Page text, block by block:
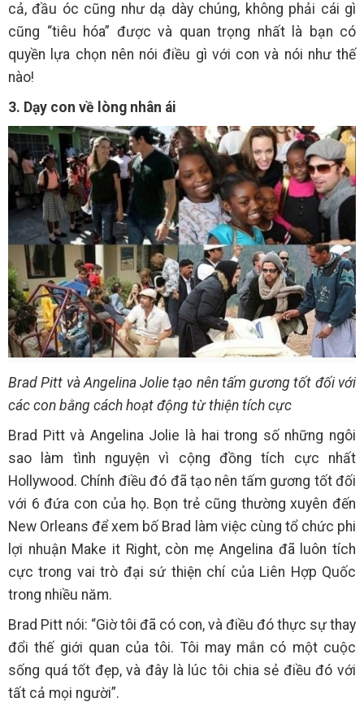
cả, đầu óc cũng như dạ dày chúng, không phải cái gì
cũng “tiêu hóa” được và quan trọng nhất là bạn có
quyền lựa chọn nên nói điều gì với con và nói như thế
nào!
3. Dạy con về lòng nhân ái
Brad Pitt và Angelina Jolie tạo nên tấm gương tốt đối với
các con bằng cách hoạt động từ thiện tích cực
Brad Pitt và Angelina Jolie là hai trong số những ngôi
sao làm tình nguyện vì cộng đồng tích cực nhất
Hollywood. Chính điều đó đã tạo nên tấm gương tốt đối
với 6 đứa con của họ. Bọn trẻ cũng thường xuyên đến
New Orleans để xem bố Brad làm việc cùng tổ chức phi
lợi nhuận Make it Right, còn mẹ Angelina đã luôn tích
cực trong vai trò đại sứ thiện chí của Liên Hợp Quốc
trong nhiều năm.
Brad Pitt nói: “Giờ tôi đã có con, và điều đó thực sự thay
đổi thế giới quan của tôi. Tôi may mắn có một cuộc
sống quá tốt đẹp, và đây là lúc tôi chia sẻ điều đó với
tất cả mọi người”.